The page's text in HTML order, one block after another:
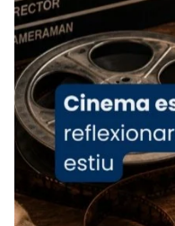
Foto
View on Facebook · Share
Arquebisbat
2 weeks ago
«Avui les santes
ajuden a alçar la
Mons. Sergi
presidit aquest 27